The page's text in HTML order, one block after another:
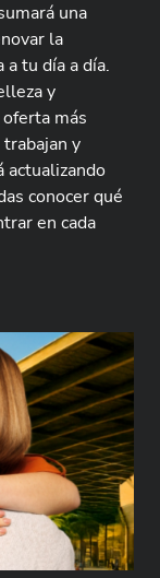
una
la
tu día a día.
y
más
y
actualizando
conocer qué
en cada